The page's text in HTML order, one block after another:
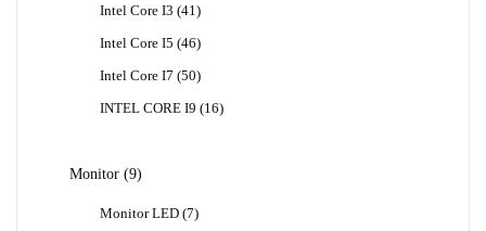
Intel Core I3 41 41
Intel Core I5 4646
Intel Core I7 5050
INTEL CORE I9
1616
Monitor 99
Monitor LED 77